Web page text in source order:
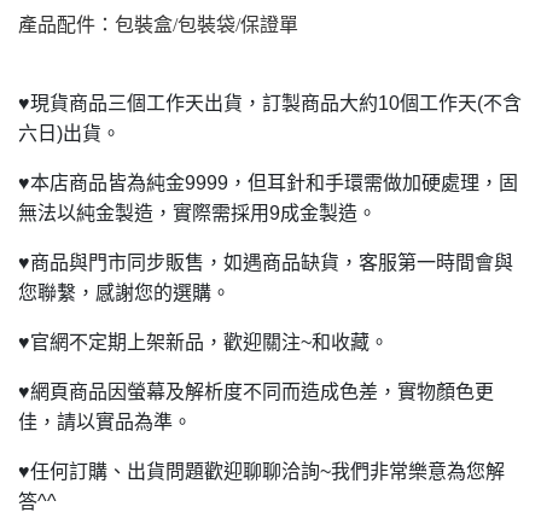
產品配件：包裝盒/包裝袋/保證單
♥現貨商品三個工作天出貨，訂製商品大約10個工作天(不含
六日)出貨。
♥本店商品皆為純金9999，但耳針和手環需做加硬處理，固
無法以純金製造，實際需採用9成金製造。
♥商品與門市同步販售，如遇商品缺貨，客服第一時間會與
您聯繫，感謝您的選購。
♥官網不定期上架新品，歡迎關注~和收藏。
♥網頁商品因螢幕及解析度不同而造成色差，實物顏色更
佳，請以實品為準。
♥任何訂購、出貨問題歡迎聊聊洽詢~我們非常樂意為您解
答^^